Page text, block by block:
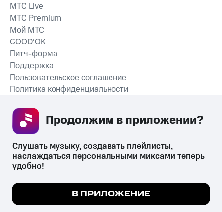
СКАЧАТЬ ПРИЛОЖЕНИЕ
MTС Live
MTС Premium
Мой МТС
GOOD’OK
Питч-форма
Поддержка
Пользовательское соглашение
Политика конфиденциальности
психотропных веществ, их аналогов причиняет вред здоровью,
их незаконный оборот запрещён и влечёт установленную
законодательством ответственность.
Мы используем куки, чтобы на сайте все
Подробнее
Слушать музыку, создавать плейлисты,
наслаждаться персональными миксами теперь
удобно!
В ПРИЛОЖЕНИЕ